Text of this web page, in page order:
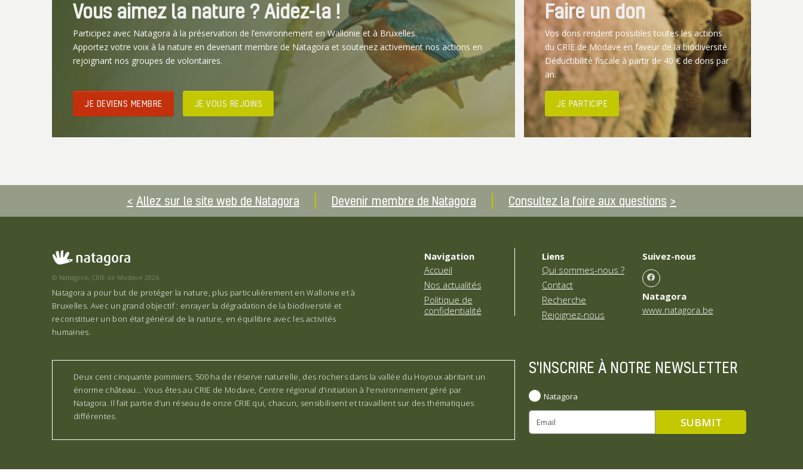
Vous aimez la nature ? Aidez-la !
Participez avec Natagora à la préservation de l’environnement en Wallonie et à Bruxelles.
Apportez votre voix à la nature en devenant membre de Natagora et soutenez activement nos actions en
rejoignant nos groupes de volontaires.
JE DEVIENS MEMBRE JE VOUS REJOINS
Faire un don
Vos dons rendent possibles toutes les actions
du CRIE de Modave en faveur de la biodiversité.
Déductibilité fiscale à partir de 40 € de dons par
an.
JE PARTICIPE
Allez sur le site web de Natagora Devenir membre de Natagora Consultez la foire aux questions
© Natagora, CRIE de Modave 2026
Natagora a pour but de protéger la nature, plus particulièrement en Wallonie et à
Bruxelles. Avec un grand objectif : enrayer la dégradation de la biodiversité et
reconstituer un bon état général de la nature, en équilibre avec les activités
humaines.
Navigation
Accueil
Nos actualités
Politique de
confidentialité
Liens
Qui sommes-nous ?
Contact
Recherche
Rejoignez-nous
Suivez-nous
Natagora
www.natagora.be
Deux cent cinquante pommiers, 500 ha de réserve naturelle, des rochers dans la vallée du Hoyoux abritant un
énorme château... Vous êtes au CRIE de Modave, Centre régional d'initiation à l'environnement géré par
Natagora. Il fait partie d’un réseau de onze CRIE qui, chacun, sensibilisent et travaillent sur des thématiques
différentes.
S'INSCRIRE À NOTRE NEWSLETTER
Natagora